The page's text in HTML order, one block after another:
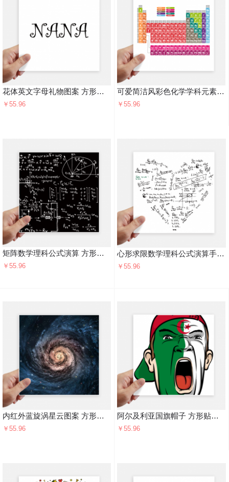
花体英文字母礼物图案 方形贴纸20cm摩托电脑贴画旅行箱装饰4片
￥55.96
可爱简洁风彩色化学学科元素周期表 方形贴纸20cm摩托电脑贴画旅行箱装饰4片
￥55.96
矩阵数学理科公式演算 方形贴纸20cm摩托电脑贴画旅行箱装饰4片
￥55.96
心形求限数学理科公式演算手绘 方形贴纸20cm摩托电脑贴画旅行箱装饰4片
￥55.96
内红外蓝旋涡星云图案 方形贴纸20cm摩托电脑贴画旅行箱装饰4片
￥55.96
阿尔及利亚国旗帽子 方形贴纸20cm摩托电脑贴画旅行箱装饰4片
￥55.96